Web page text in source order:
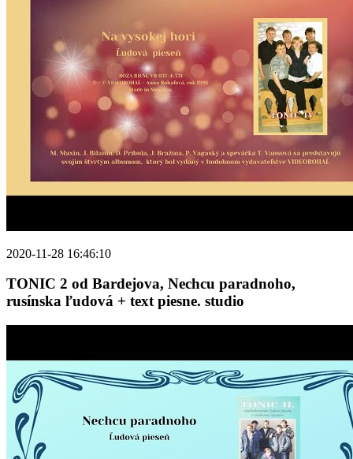
2020-11-28 16:46:10
TONIC 2 od Bardejova, Nechcu paradnoho,
rusínska ľudová + text piesne. studio